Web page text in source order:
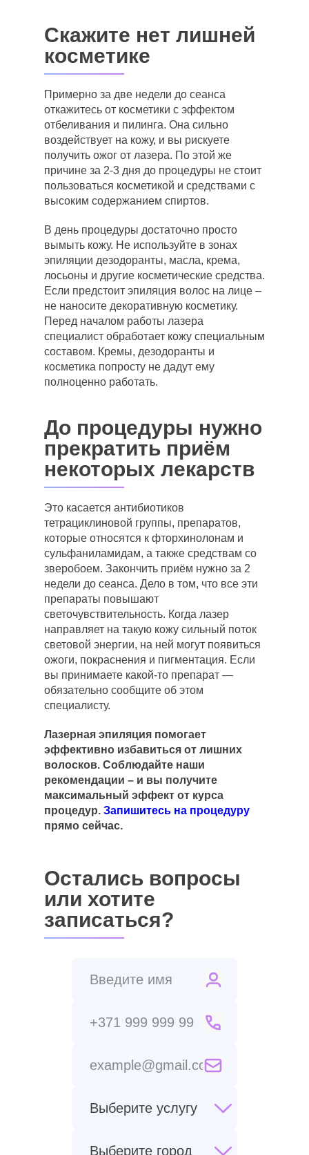
Скажите нет лишней
косметике
Примерно за две недели до сеанса
откажитесь от косметики с эффектом
отбеливания и пилинга. Она сильно
воздействует на кожу, и вы рискуете
получить ожог от лазера. По этой же
причине за 2-3 дня до процедуры не стоит
пользоваться косметикой и средствами с
высоким содержанием спиртов.
В день процедуры достаточно просто
вымыть кожу. Не используйте в зонах
эпиляции дезодоранты, масла, крема,
лосьоны и другие косметические средства.
Если предстоит эпиляция волос на лице –
не наносите декоративную косметику.
Перед началом работы лазера
специалист обработает кожу специальным
составом. Кремы, дезодоранты и
косметика попросту не дадут ему
полноценно работать.
До процедуры нужно
прекратить приём
некоторых лекарств
Это касается антибиотиков
тетрациклиновой группы, препаратов,
которые относятся к фторхинолонам и
сульфаниламидам, а также средствам со
зверобоем. Закончить приём нужно за 2
недели до сеанса. Дело в том, что все эти
препараты повышают
светочувствительность. Когда лазер
направляет на такую кожу сильный поток
световой энергии, на ней могут появиться
ожоги, покраснения и пигментация. Если
вы принимаете какой-то препарат —
обязательно сообщите об этом
специалисту.
Лазерная эпиляция помогает
эффективно избавиться от лишних
волосков. Соблюдайте наши
рекомендации – и вы получите
максимальный эффект от курса
процедур. Запишитесь на процедуру
прямо сейчас.
Остались вопросы
или хотите
записаться?